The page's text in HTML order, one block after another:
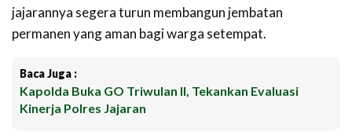
jajarannya segera turun membangun jembatan
permanen yang aman bagi warga setempat.
Baca Juga :
Kapolda Buka GO Triwulan II, Tekankan Evaluasi
Kinerja Polres Jajaran